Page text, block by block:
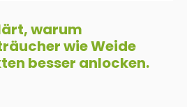
warum
wie Weide
besser anlocken.